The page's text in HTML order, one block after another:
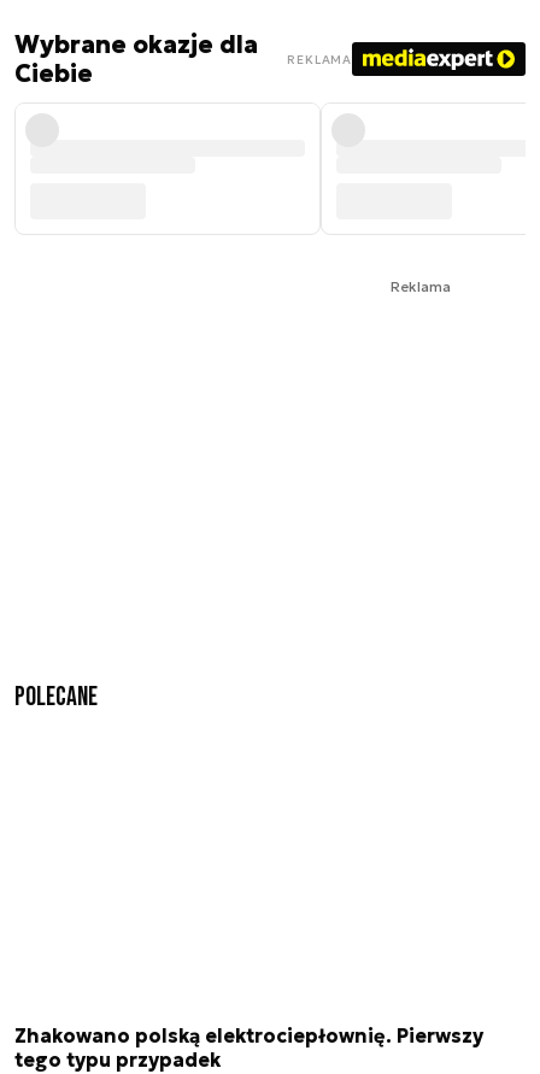
Wybrane okazje dla
Ciebie
REKLAMA
Reklama
Polecane
Zhakowano polską elektrociepłownię. Pierwszy
tego typu przypadek